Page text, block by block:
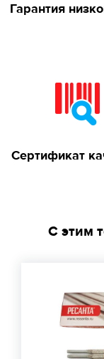
Гарантия
Сертификат
С этим